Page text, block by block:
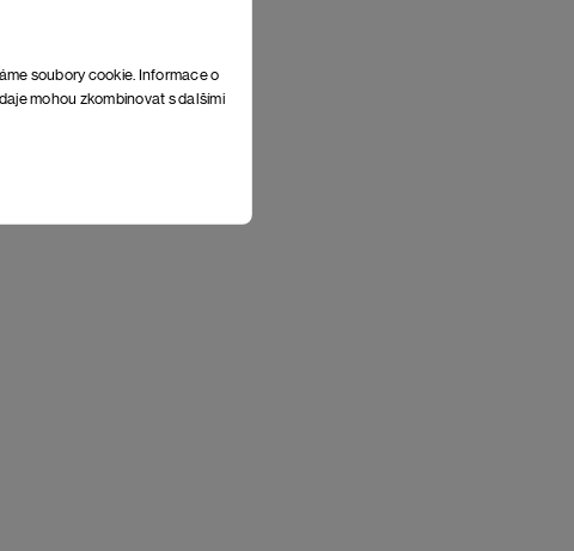
soubory cookie. Informace o
mohou zkombinovat s dalšími